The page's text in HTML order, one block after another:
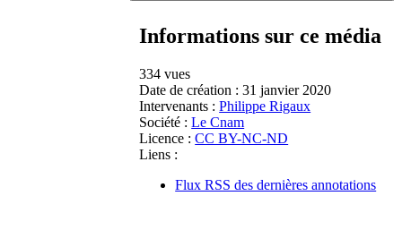
Informations sur ce média
334 vues
Date de création : 31 janvier 2020
Intervenants : Philippe Rigaux
Société : Le Cnam
Licence : CC BY-NC-ND
Liens :
Flux RSS des dernières annotations